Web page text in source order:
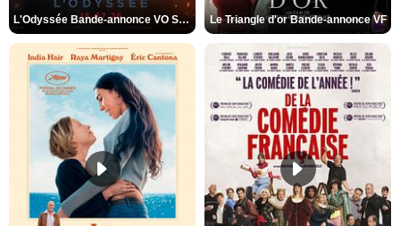
L'Odyssée Bande-annonce VO STFR Le Triangle d'or Bande-annonce VF